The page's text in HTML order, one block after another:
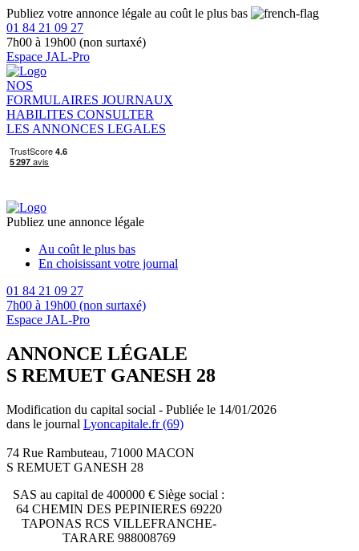
Publiez votre annonce légale au coût le plus bas
01 84 21 09 27
7h00 à 19h00 (non surtaxé)
Espace JAL-Pro
NOS
FORMULAIRES JOURNAUX
HABILITES CONSULTER
LES ANNONCES LEGALES
Publiez une annonce légale
Au coût le plus bas
En choisissant votre journal
01 84 21 09 27
7h00 à 19h00 (non surtaxé)
Espace JAL-Pro
ANNONCE LÉGALE
S REMUET GANESH 28
Modification du capital social - Publiée le 14/01/2026
dans le journal Lyoncapitale.fr (69)
74 Rue Rambuteau, 71000 MACON
S REMUET GANESH 28
SAS au capital de 400000 € Siège social :
64 CHEMIN DES PEPINIERES 69220
TAPONAS RCS VILLEFRANCHE-
TARARE 988008769